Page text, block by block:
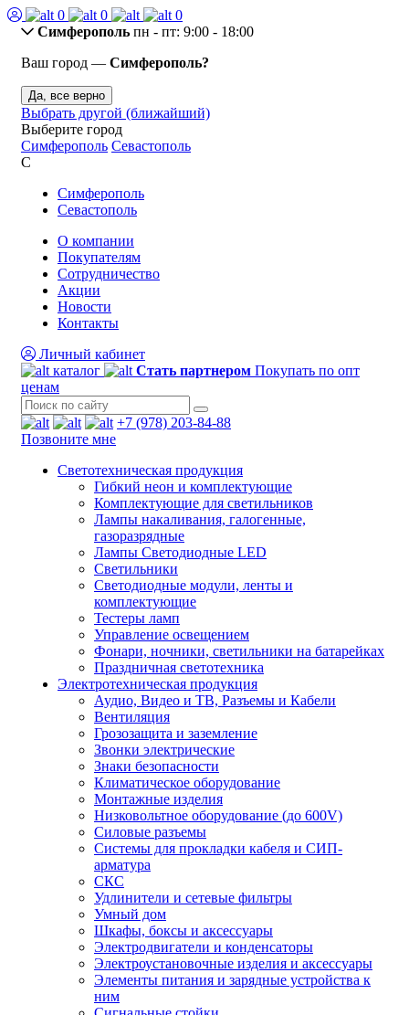
0 0
0
Симферополь пн - пт: 9:00 - 18:00
Ваш город — Симферополь?
Да, все верно
Выбрать другой (ближайший)
Выберите город
Симферополь Севастополь
С
Симферополь
Севастополь
О компании
Покупателям
Сотрудничество
Акции
Новости
Контакты
Личный кабинет
каталог
Стать партнером Покупать по опт
ценам
+7 (978) 203-84-88
Позвоните мне
Светотехническая продукция
Гибкий неон и комплектующие
Комплектующие для светильников
Лампы накаливания, галогенные,
газоразрядные
Лампы Светодиодные LED
Светильники
Светодиодные модули, ленты и
комплектующие
Тестеры ламп
Управление освещением
Фонари, ночники, светильники на батарейках
Праздничная светотехника
Электротехническая продукция
Аудио, Видео и ТВ, Разъемы и Кабели
Вентиляция
Грозозащита и заземление
Звонки электрические
Знаки безопасности
Климатическое оборудование
Монтажные изделия
Низковольтное оборудование (до 600V)
Силовые разъемы
Системы для прокладки кабеля и СИП-
арматура
СКС
Удлинители и сетевые фильтры
Умный дом
Шкафы, боксы и аксессуары
Электродвигатели и конденсаторы
Электроустановочные изделия и аксессуары
Элементы питания и зарядные устройства к
ним